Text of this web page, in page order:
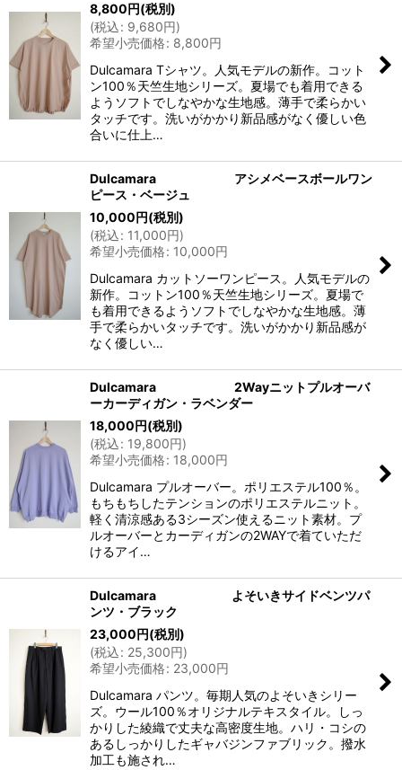
8,800円(税別)
(税込: 9,680円)
希望小売価格: 8,800円
Dulcamara Tシャツ。人気モデルの新作。コット
ン100％天竺生地シリーズ。夏場でも着用できる
ようソフトでしなやかな生地感。薄手で柔らかい
タッチです。洗いがかかり新品感がなく優しい色
合いに仕上…
Dulcamara アシメベースボールワン
ピース・ベージュ
10,000円(税別)
(税込: 11,000円)
希望小売価格: 10,000円
Dulcamara カットソーワンピース。人気モデルの
新作。コットン100％天竺生地シリーズ。夏場で
も着用できるようソフトでしなやかな生地感。薄
手で柔らかいタッチです。洗いがかかり新品感が
なく優しい…
Dulcamara 2Wayニットプルオーバ
ーカーディガン・ラベンダー
18,000円(税別)
(税込: 19,800円)
希望小売価格: 18,000円
Dulcamara プルオーバー。ポリエステル100％。
もちもちしたテンションのポリエステルニット。
軽く清涼感ある3シーズン使えるニット素材。プ
ルオーバーとカーディガンの2WAYで着ていただ
けるアイ…
Dulcamara よそいきサイドベンツパ
ンツ・ブラック
23,000円(税別)
(税込: 25,300円)
希望小売価格: 23,000円
Dulcamara パンツ。毎期人気のよそいきシリー
ズ。ウール100％オリジナルテキスタイル。しっ
かりした綾織で丈夫な高密度生地。ハリ・コシの
あるしっかりしたギャバジンファブリック。撥水
加工も施され…